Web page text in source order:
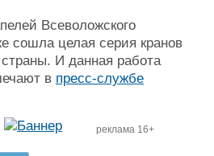
Всеволожского
сошла целая серия кранов
И данная работа
в пресс-службе
реклама 16+